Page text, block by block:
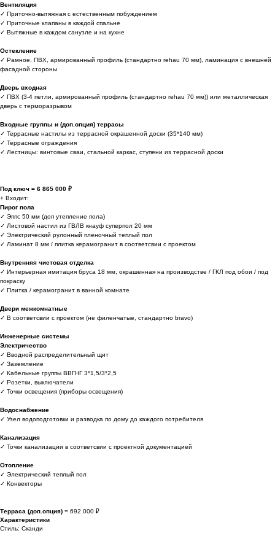
Вентиляция
✓ Приточно-вытяжная с естественным побуждением
✓ Приточные клапаны в каждой спальне
✓ Вытяжные в каждом санузле и на кухне
Остекление
✓ Рамное. ПВХ, армированный профиль (стандартно rehau 70 мм), ламинация с внешней
фасадной стороны
Дверь входная
✓ ПВХ (3-4 петли, армированный профиль (стандартно rehau 70 мм)) или металлическая
дверь с терморазрывом
Входные группы и (доп.опция) террасы
✓ Террасные настилы из террасной окрашенной доски (35*140 мм)
✓ Террасные ограждения
✓ Лестницы: винтовые сваи, стальной каркас, ступени из террасной доски
Под ключ = 6 865 000 ₽
+ Входит:
Пирог пола
✓ Эппс 50 мм (доп утепление пола)
✓ Листовой настил из ГВЛВ кнауф суперпол 20 мм
✓ Электрический рулонный пленочный теплый пол
✓ Ламинат 8 мм / плитка керамогранит в соответсвии с проектом
Внутренняя чистовая отделка
✓ Интерьерная имитация бруса 18 мм, окрашенная на производстве / ГКЛ под обои / под
покраску
✓ Плитка / керамогранит в ванной комнате
Двери межкомнатные
✓ В соответсвии с проектом (не филенчатые, стандартно bravo)
Инженерные системы
Электричество
✓ Вводной распределительный щит
✓ Заземление
✓ Кабельные группы ВВГНГ 3*1,5/3*2,5
✓ Розетки, выключатели
✓ Точки освещения (приборы освещения)
Водоснабжение
✓ Узел водоподготовки и разводка по дому до каждого потребителя
Канализация
✓ Точки канализации в соответсвии с проектной документацией
Отопление
✓ Электрический теплый пол
✓ Конвекторы
Терраса (доп.опция) = 692 000 ₽
Характеристики
Стиль: Сканди